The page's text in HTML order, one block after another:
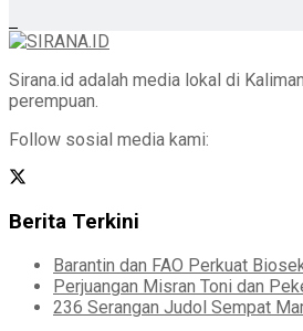
Sirana.id adalah media lokal di
perempuan.
Follow sosial media kami:
Berita Terkini
Barantin dan FAO Perkuat
Perjuangan Misran Toni dan
236 Serangan Judol Sempat